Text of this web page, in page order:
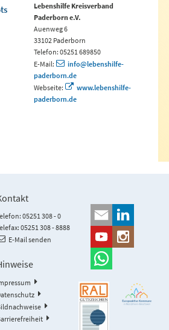
Lebenshilfe Kreisverband
Paderborn e.V.
Auenweg 6
33102 Paderborn
Telefon: 05251 689850
E-Mail:
info@lebenshilfe-
paderborn.de
Webseite:
www.lebenshilfe-
paderborn.de
05251 308 - 0
05251 308 - 8888
E-Mail senden